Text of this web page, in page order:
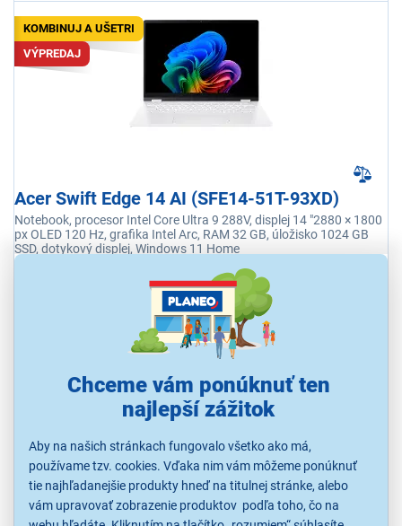
Chceme vám ponúknuť ten
najlepší zážitok
Aby na našich stránkach fungovalo všetko ako má,
používame tzv. cookies. Vďaka nim vám môžeme ponúknuť
tie najhľadanejšie produkty hneď na titulnej stránke, alebo
vám upravovať zobrazenie produktov podľa toho, čo na
KOMBINUJ A UŠETRI
VÝPREDAJ
Acer Swift Edge 14 AI (SFE14-51T-93XD)
Notebook, procesor Intel Core Ultra 9 288V, displej 14 "2880 × 1800
px OLED 120 Hz, grafika Intel Arc, RAM 32 GB, úložisko 1024 GB
SSD, dotykový displej, Windows 11 Home
Ihneď k odoslaniu
K vyzdvihnutiu už 10.8.
1 599,00 €